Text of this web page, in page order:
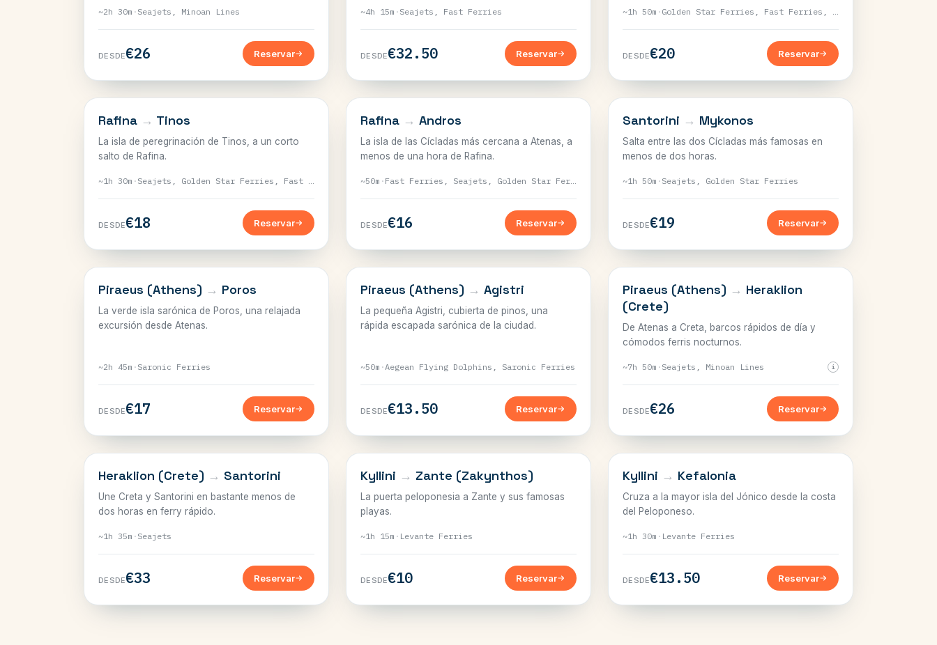
~2h 30m · Seajets, Minoan Lines
DESDE€26 Reservar
~4h 15m · Seajets, Fast Ferries
DESDE€32.50 Reservar
~1h 50m · Golden Star Ferries, Fast Ferries, Seajets
DESDE€20 Reservar
CÍCLADAS
Rafina → Tinos
La isla de peregrinación de Tinos, a un corto
salto de Rafina.
~1h 30m · Seajets, Golden Star Ferries, Fast Ferries
DESDE€18 Reservar
CÍCLADAS
Rafina → Andros
La isla de las Cícladas más cercana a Atenas, a
menos de una hora de Rafina.
~50m · Fast Ferries, Seajets, Golden Star Ferries
DESDE€16 Reservar
CÍCLADAS
Santorini → Mykonos
Salta entre las dos Cícladas más famosas en
menos de dos horas.
~1h 50m · Seajets, Golden Star Ferries
DESDE€19 Reservar
SARÓNICO
Piraeus (Athens) → Poros
La verde isla sarónica de Poros, una relajada
excursión desde Atenas.
~2h 45m · Saronic Ferries
DESDE€17 Reservar
SARÓNICO
Piraeus (Athens) → Agistri
La pequeña Agistri, cubierta de pinos, una
rápida escapada sarónica de la ciudad.
~50m ·Aegean Flying Dolphins, Saronic Ferries
DESDE€13.50 Reservar
CRETA
Piraeus (Athens) → Heraklion
(Crete)
De Atenas a Creta, barcos rápidos de día y
cómodos ferris nocturnos.
~7h 50m · Seajets, Minoan Lines i
DESDE€26 Reservar
CRETA
Heraklion (Crete) → Santorini
Une Creta y Santorini en bastante menos de
dos horas en ferry rápido.
~1h 35m · Seajets
DESDE€33 Reservar
JÓNICO
Kyllini → Zante (Zakynthos)
La puerta peloponesia a Zante y sus famosas
playas.
~1h 15m · Levante Ferries
DESDE€10 Reservar
JÓNICO
Kyllini → Kefalonia
Cruza a la mayor isla del Jónico desde la costa
del Peloponeso.
~1h 30m · Levante Ferries
DESDE€13.50 Reservar